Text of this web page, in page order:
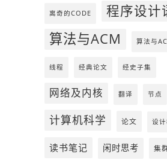
离奇的CODE 程序设计
算法与ACM 算法与
线程 经典论文 经史子集
网络及内核 翻译 节点
计算机科学 论文 设
读书笔记 闲时思考 集